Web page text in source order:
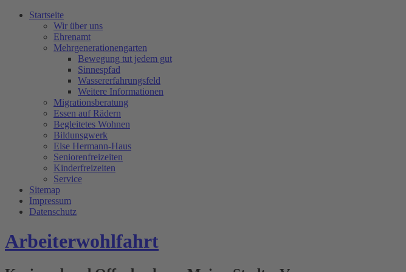
Startseite
Wir über uns
Ehrenamt
Mehrgenerationengarten
Bewegung tut jedem gut
Sinnespfad
Wassererfahrungsfeld
Weitere Informationen
Migrationsberatung
Essen auf Rädern
Begleitetes Wohnen
Bildunsgwerk
Else Hermann-Haus
Seniorenfreizeiten
Kinderfreizeiten
Service
Sitemap
Impressum
Datenschutz
Arbeiterwohlfahrt